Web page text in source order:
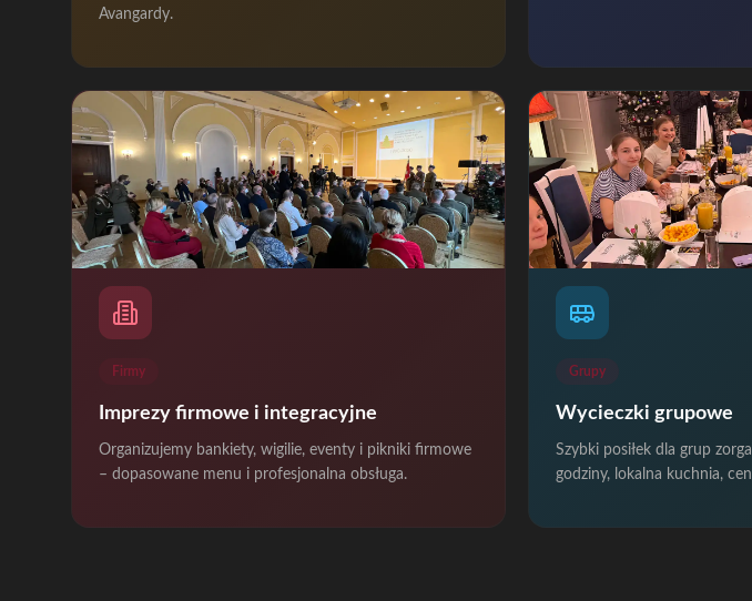
Avangardy.
Firmy
Imprezy firmowe i integracyjne
Organizujemy bankiety, wigilie, eventy i pikniki firmowe
– dopasowane menu i profesjonalna obsługa.
Grupy
Wycieczki grupowe
Szybki posiłek dla grup
godziny, lokalna kuchnia,